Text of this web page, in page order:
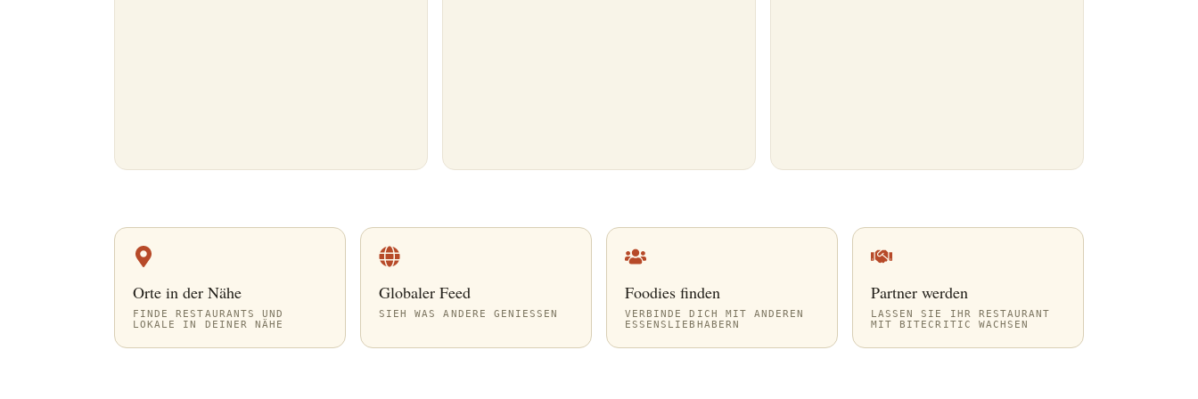
Orte in der Nähe
FINDE RESTAURANTS UND
LOKALE IN DEINER NÄHE
Globaler Feed
SIEH WAS ANDERE GENIESSEN
Foodies finden
VERBINDE DICH MIT ANDEREN
ESSENSLIEBHABERN
Partner werden
LASSEN SIE IHR RESTAURANT
MIT BITECRITIC WACHSEN